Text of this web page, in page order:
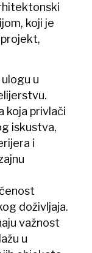
koji je
u
koja privlači
iskustva,
i
doživljaja.
važnost
u